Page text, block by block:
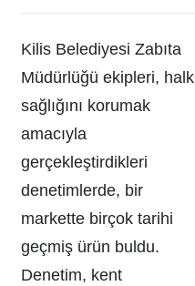
Kilis Belediyesi Zabıta
Müdürlüğü ekipleri, halk
sağlığını korumak
amacıyla
gerçekleştirdikleri
denetimlerde, bir
markette birçok tarihi
geçmiş ürün buldu.
Denetim, kent